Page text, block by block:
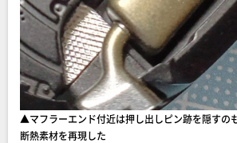
▲マフラーエンド付近は押し出しピン跡を隠すの
断熱素材を再現した